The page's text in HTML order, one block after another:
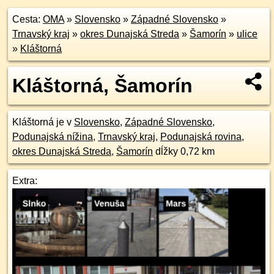
Cesta: OMA» Slovensko » Západné Slovensko »
Trnavský kraj » okres Dunajská Streda » Šamorín » ulice
» Kláštorná
Kláštorná, Šamorín
Kláštorná je v Slovensko, Západné Slovensko,
Podunajská nížina, Trnavský kraj, Podunajská rovina,
okres Dunajská Streda, Šamorín dĺžky 0,72 km
Extra: